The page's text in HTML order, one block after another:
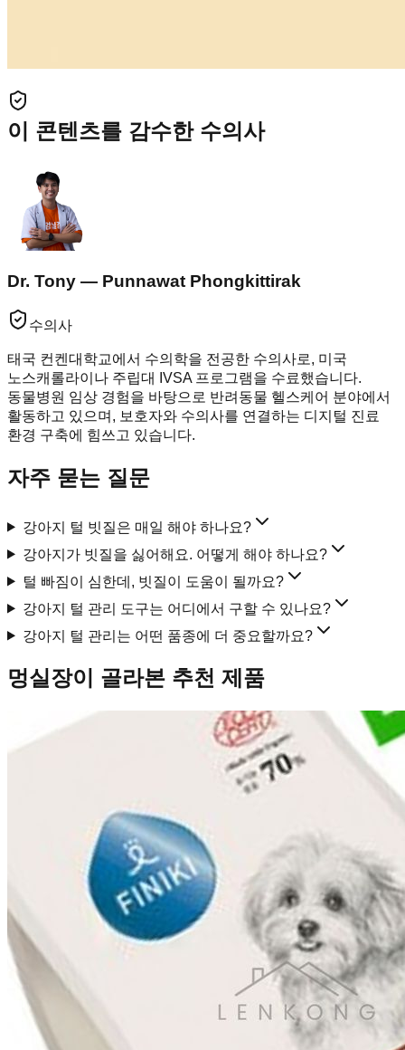
이 콘텐츠를 감수한 수의사
Dr. Tony — Punnawat Phongkittirak
수의사
태국 컨켄대학교에서 수의학을 전공한 수의사로, 미국
노스캐롤라이나 주립대 IVSA 프로그램을 수료했습니다.
동물병원 임상 경험을 바탕으로 반려동물 헬스케어 분야에서
활동하고 있으며, 보호자와 수의사를 연결하는 디지털 진료
환경 구축에 힘쓰고 있습니다.
자주 묻는 질문
강아지 털 빗질은 매일 해야 하나요?
강아지가 빗질을 싫어해요. 어떻게 해야 하나요?
털 빠짐이 심한데, 빗질이 도움이 될까요?
강아지 털 관리 도구는 어디에서 구할 수 있나요?
강아지 털 관리는 어떤 품종에 더 중요할까요?
멍실장이 골라본 추천 제품